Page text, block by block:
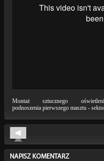
Montaż sztucznego
podnoszenia pierwszego masztu -
NAPISZ KOMENTARZ